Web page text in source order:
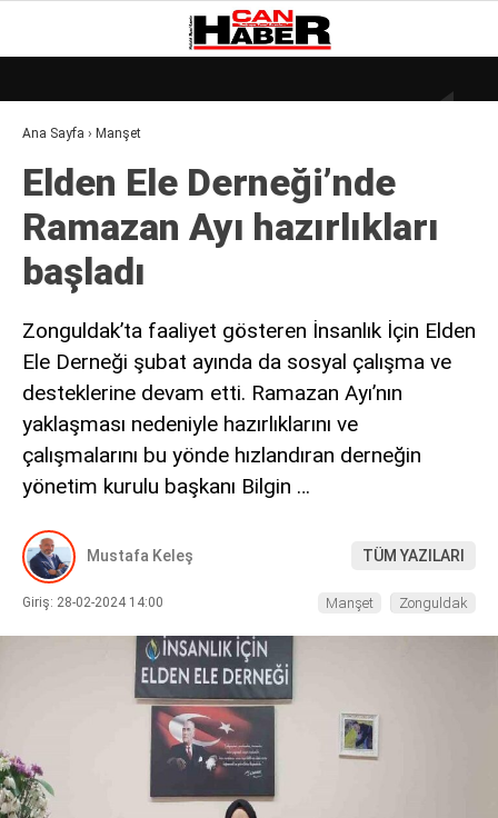
WhatsApp İhbar Hattı
18.8°
GALERİ
DÜNYA
EKONOMI
GÜNDEM
MAGAZIN
SAĞLIK
POLITIKA
ASAYIŞ
DIĞER
Ana Sayfa › Manşet
Elden Ele Derneği’nde
Ramazan Ayı hazırlıkları
başladı
Zonguldak’ta faaliyet gösteren İnsanlık İçin Elden
Ele Derneği şubat ayında da sosyal çalışma ve
desteklerine devam etti. Ramazan Ayı’nın
yaklaşması nedeniyle hazırlıklarını ve
çalışmalarını bu yönde hızlandıran derneğin
yönetim kurulu başkanı Bilgin …
Mustafa Keleş TÜM YAZILARI
Giriş: 28-02-2024 14:00 Manşet Zonguldak